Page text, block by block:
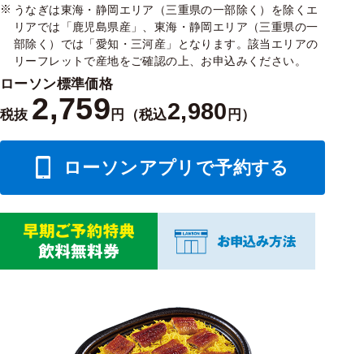
うなぎは東海・静岡エリア（三重県の一部除く）を除くエ
リアでは「鹿児島県産」、東海・静岡エリア（三重県の一
部除く）では「愛知・三河産」となります。該当エリアの
リーフレットで産地をご確認の上、お申込みください。
ローソン標準価格
税抜 2,759円（税込2,980円）
ローソンアプリで予約する